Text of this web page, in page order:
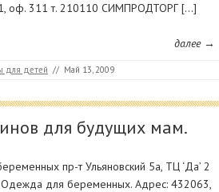
оф. 311 т. 210110 СИМПРОДТОРГ […]
далее →
для детей // Май 13, 2009
для будущих мам.
пр-т Ульяновский 5а, ТЦ ‘Да’ 2
для беременных. Адрес: 432063,